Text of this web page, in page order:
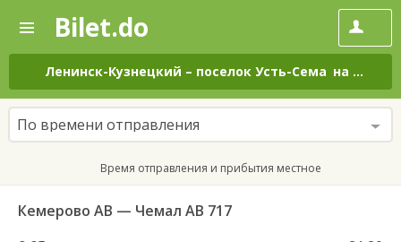
—
Поиск
и
покупка
билетов
на
автобус
онлайн
Bilet.do
Ленинск-Кузнецкий – поселок Усть-Сема на все дни
По времени отправления
Время отправления и прибытия местное
Кемерово АВ — Чемал АВ 717